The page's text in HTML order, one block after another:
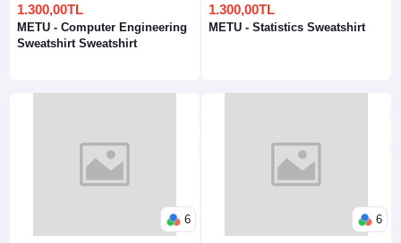
1.300,00TL
METU - Computer Engineering
Sweatshirt Sweatshirt
1.300,00TL
METU - Statistics Sweatshirt
6 6